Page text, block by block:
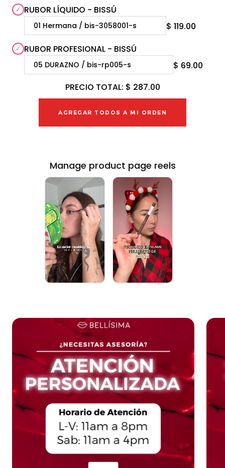
RUBOR LÍQUIDO - BISSÚ
$ 119.00
RUBOR PROFESIONAL - BISSÚ
$ 69.00
PRECIO TOTAL: $ 287.00
AGREGAR TODOS A MI ORDEN
Manage product page reels